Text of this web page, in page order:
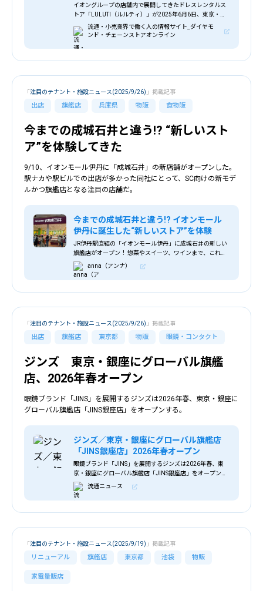
イオングループの店舗内で展開してきたドレスレンタルス
トア「LULUTI（ルルティ）」が2025年6月6日、東京・原
宿に旗艦店をオープンした。立地はJR原宿駅前の _ イオン
リテール、原宿駅前にドレスレンタル「ルルティ」の旗艦
店をオープン！ _ 流通・小売業界で働く人の情報サイト_ダ
流通・小売業界で働く人の情報サイト_ダイヤモ
ンド・チェーンストアオンライン
出店 旗艦店 兵庫県 物販 食物販
「注目のテナント・施設ニュース(2025/9/26) 」掲載記事
今までの成城石井と違う!? “新しいスト
ア”を体験してきた
9/10、イオンモール伊丹に「成城石井」の新店舗がオープンした。
駅ナカや駅ビルでの出店が多かった同社にとって、SC向けの新モデ
ルかつ旗艦店となる注目の店舗だ。
今までの成城石井と違う!? イオンモール
伊丹に誕生した“新しいストア”を体験
JR伊丹駅直結の「イオンモール伊丹」に成城石井の新しい
旗艦店がオープン！ 惣菜やスイーツ、ワインまで、これま
での店舗とはひと味違う“体験型ストア”の魅力を現地でチ
ェックしてきました。
anna（アンナ）
出店 旗艦店 東京都 物販 眼鏡・コンタクト
「注目のテナント・施設ニュース(2025/9/26) 」掲載記事
ジンズ 東京・銀座にグローバル旗艦
店、2026年春オープン
眼鏡ブランド「JINS」を展開するジンズは2026年春、東京・銀座に
グローバル旗艦店「JINS銀座店」をオープンする。
ジンズ／東京・銀座にグローバル旗艦店
「JINS銀座店」2026年春オープン
眼鏡ブランド「JINS」を展開するジンズは2026年春、東
京・銀座にグローバル旗艦店「JINS銀座店」をオープンす
る。 ＜JINS銀座店イメージ＞ 2026年に眼鏡事業が25周年
を迎えるのに合わせ、初
流通ニュース
リニューアル 旗艦店 東京都 池袋 物販
家電量販店
「注目のテナント・施設ニュース(2025/9/19) 」掲載記事